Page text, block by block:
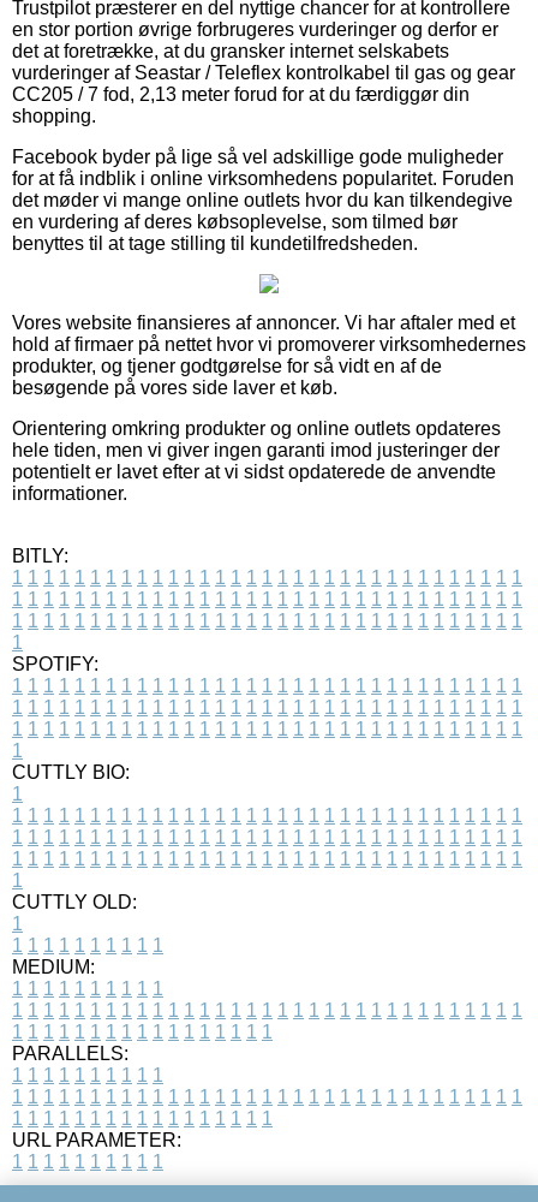
Trustpilot præsterer en del nyttige chancer for at kontrollere
en stor portion øvrige forbrugeres vurderinger og derfor er
det at foretrække, at du gransker internet selskabets
vurderinger af Seastar / Teleflex kontrolkabel til gas og gear
CC205 / 7 fod, 2,13 meter forud for at du færdiggør din
shopping.
Facebook byder på lige så vel adskillige gode muligheder
for at få indblik i online virksomhedens popularitet. Foruden
det møder vi mange online outlets hvor du kan tilkendegive
en vurdering af deres købsoplevelse, som tilmed bør
benyttes til at tage stilling til kundetilfredsheden.
Vores website finansieres af annoncer. Vi har aftaler med et
hold af firmaer på nettet hvor vi promoverer virksomhedernes
produkter, og tjener godtgørelse for så vidt en af de
besøgende på vores side laver et køb.
Orientering omkring produkter og online outlets opdateres
hele tiden, men vi giver ingen garanti imod justeringer der
potentielt er lavet efter at vi sidst opdaterede de anvendte
informationer.
BITLY:
1 1 1 1 1 1 1 1 1 1 1 1 1 1 1 1 1 1 1 1 1 1 1 1 1 1 1 1 1 1 1 1 1
1 1 1 1 1 1 1 1 1 1 1 1 1 1 1 1 1 1 1 1 1 1 1 1 1 1 1 1 1 1 1 1 1
1 1 1 1 1 1 1 1 1 1 1 1 1 1 1 1 1 1 1 1 1 1 1 1 1 1 1 1 1 1 1 1 1
1
SPOTIFY:
1 1 1 1 1 1 1 1 1 1 1 1 1 1 1 1 1 1 1 1 1 1 1 1 1 1 1 1 1 1 1 1 1
1 1 1 1 1 1 1 1 1 1 1 1 1 1 1 1 1 1 1 1 1 1 1 1 1 1 1 1 1 1 1 1 1
1 1 1 1 1 1 1 1 1 1 1 1 1 1 1 1 1 1 1 1 1 1 1 1 1 1 1 1 1 1 1 1 1
1
CUTTLY BIO:
1
1 1 1 1 1 1 1 1 1 1 1 1 1 1 1 1 1 1 1 1 1 1 1 1 1 1 1 1 1 1 1 1 1
1 1 1 1 1 1 1 1 1 1 1 1 1 1 1 1 1 1 1 1 1 1 1 1 1 1 1 1 1 1 1 1 1
1 1 1 1 1 1 1 1 1 1 1 1 1 1 1 1 1 1 1 1 1 1 1 1 1 1 1 1 1 1 1 1 1
1
CUTTLY OLD:
1
1 1 1 1 1 1 1 1 1 1
MEDIUM:
1 1 1 1 1 1 1 1 1 1
1 1 1 1 1 1 1 1 1 1 1 1 1 1 1 1 1 1 1 1 1 1 1 1 1 1 1 1 1 1 1 1 1
1 1 1 1 1 1 1 1 1 1 1 1 1 1 1 1 1
PARALLELS:
1 1 1 1 1 1 1 1 1 1
1 1 1 1 1 1 1 1 1 1 1 1 1 1 1 1 1 1 1 1 1 1 1 1 1 1 1 1 1 1 1 1 1
1 1 1 1 1 1 1 1 1 1 1 1 1 1 1 1 1
URL PARAMETER:
1 1 1 1 1 1 1 1 1 1